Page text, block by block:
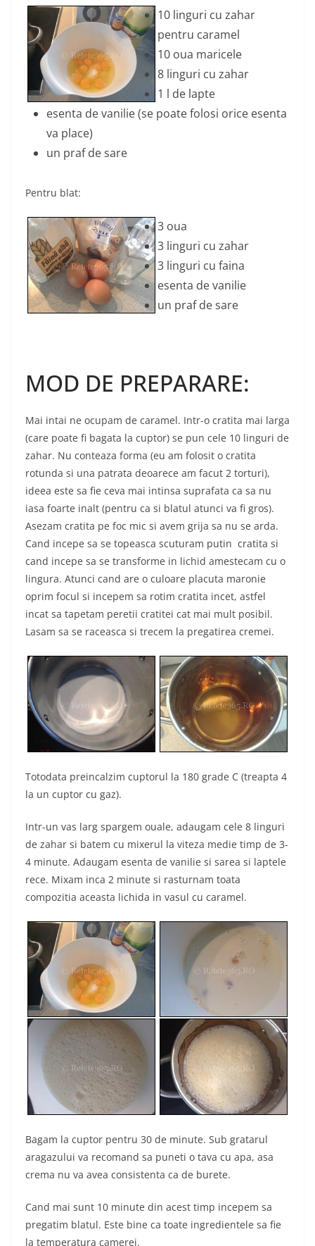
10 linguri cu zahar
pentru caramel
10 oua maricele
8 linguri cu zahar
1 l de lapte
esenta de vanilie (se poate folosi orice esenta
va place)
un praf de sare
Pentru blat:
3 oua
3 linguri cu zahar
3 linguri cu faina
esenta de vanilie
un praf de sare
MOD DE PREPARARE:
Mai intai ne ocupam de caramel. Intr-o cratita mai larga
(care poate fi bagata la cuptor) se pun cele 10 linguri de
zahar. Nu conteaza forma (eu am folosit o cratita
rotunda si una patrata deoarece am facut 2 torturi),
ideea este sa fie ceva mai intinsa suprafata ca sa nu
iasa foarte inalt (pentru ca si blatul atunci va fi gros).
Asezam cratita pe foc mic si avem grija sa nu se arda.
Cand incepe sa se topeasca scuturam putin cratita si
cand incepe sa se transforme in lichid amestecam cu o
lingura. Atunci cand are o culoare placuta maronie
oprim focul si incepem sa rotim cratita incet, astfel
incat sa tapetam peretii cratitei cat mai mult posibil.
Lasam sa se raceasca si trecem la pregatirea cremei.
Totodata preincalzim cuptorul la 180 grade C (treapta 4
la un cuptor cu gaz).
Intr-un vas larg spargem ouale, adaugam cele 8 linguri
de zahar si batem cu mixerul la viteza medie timp de 3-
4 minute. Adaugam esenta de vanilie si sarea si laptele
rece. Mixam inca 2 minute si rasturnam toata
compozitia aceasta lichida in vasul cu caramel.
Bagam la cuptor pentru 30 de minute. Sub gratarul
aragazului va recomand sa puneti o tava cu apa, asa
crema nu va avea consistenta ca de burete.
Cand mai sunt 10 minute din acest timp incepem sa
pregatim blatul. Este bine ca toate ingredientele sa fie
la temperatura camerei.